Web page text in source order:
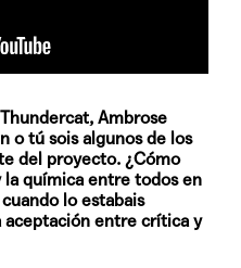
Ambrose
o tú sois algunos de los
del proyecto. ¿Cómo
la química entre todos en
lo estabais
entre crítica y